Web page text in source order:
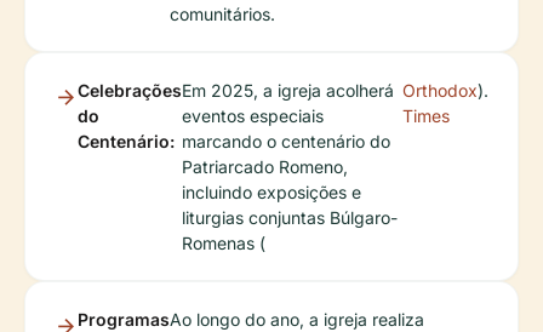
comunitários.
Celebrações
do
Centenário:
Em 2025, a igreja acolherá
eventos especiais
marcando o centenário do
Patriarcado Romeno,
incluindo exposições e
liturgias conjuntas Búlgaro-
Romenas (
Orthodox
Times
).
ProgramasAo longo do ano, a igreja realiza